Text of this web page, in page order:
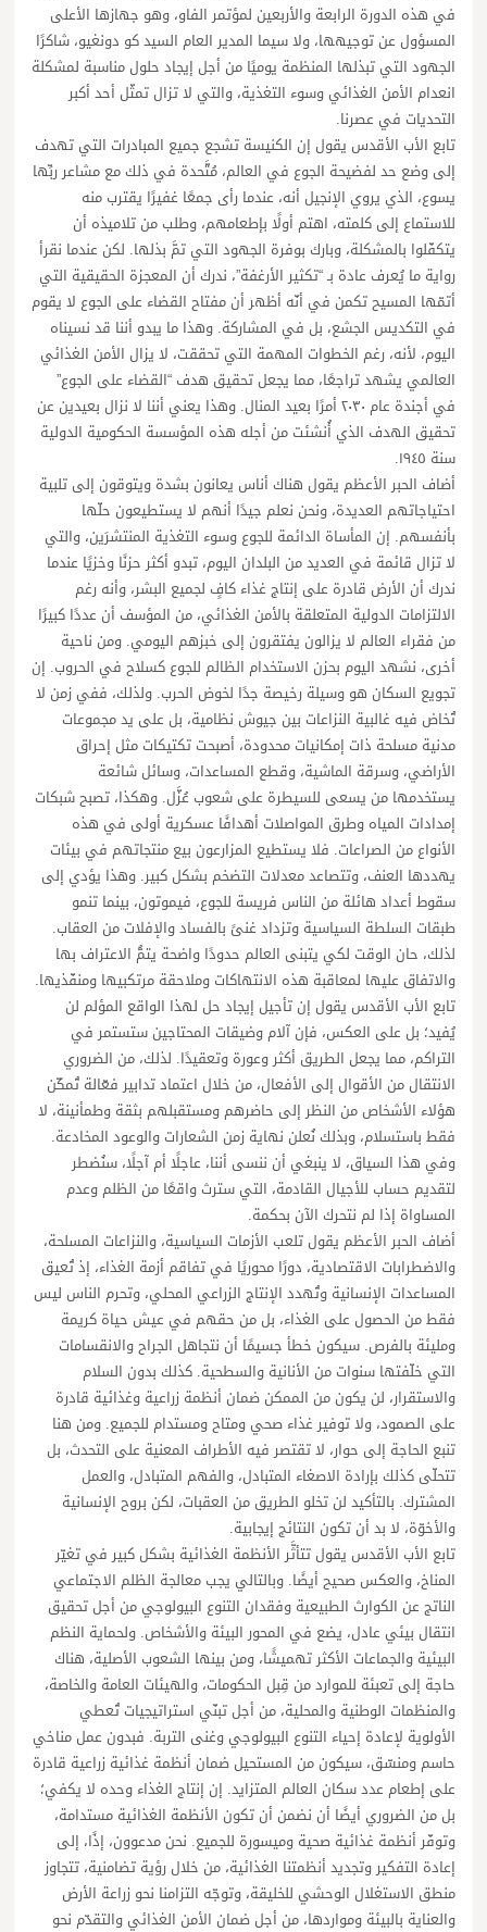
في هذه الدورة الرابعة والأربعين لمؤتمر الفاو، وهو جهازها الأعلى
المسؤول عن توجيهها، ولا سيما المدير العام السيد كو دونغيو، شاكرًا
الجهود التي تبذلها المنظمة يوميًا من أجل إيجاد حلول مناسبة لمشكلة
انعدام الأمن الغذائي وسوء التغذية، والتي لا تزال تمثّل أحد أكبر
التحديات في عصرنا.
تابع الأب الأقدس يقول إن الكنيسة تشجع جميع المبادرات التي تهدف
إلى وضع حد لفضيحة الجوع في العالم، مُتَّحدة في ذلك مع مشاعر ربِّها
يسوع، الذي يروي الإنجيل أنه، عندما رأى جمعًا غفيرًا يقترب منه
للاستماع إلى كلمته، اهتم أولًا بإطعامهم، وطلب من تلاميذه أن
يتكفّلوا بالمشكلة، وبارك بوفرة الجهود التي تمَّ بذلها. لكن عندما نقرأ
رواية ما يُعرف عادة بـ “تكثير الأرغفة”، ندرك أن المعجزة الحقيقية التي
أتمّها المسيح تكمن في أنّه أظهر أن مفتاح القضاء على الجوع لا يقوم
في التكديس الجشع، بل في المشاركة. وهذا ما يبدو أننا قد نسيناه
اليوم، لأنه، رغم الخطوات المهمة التي تحققت، لا يزال الأمن الغذائي
العالمي يشهد تراجعًا، مما يجعل تحقيق هدف “القضاء على الجوع”
في أجندة عام ٢٠٣٠ أمرًا بعيد المنال. وهذا يعني أننا لا نزال بعيدين عن
تحقيق الهدف الذي أُنشئت من أجله هذه المؤسسة الحكومية الدولية
سنة ١٩٤٥.
أضاف الحبر الأعظم يقول هناك أناس يعانون بشدة ويتوقون إلى تلبية
احتياجاتهم العديدة، ونحن نعلم جيدًا أنهم لا يستطيعون حلّها
بأنفسهم. إن المأساة الدائمة للجوع وسوء التغذية المنتشرَين، والتي
لا تزال قائمة في العديد من البلدان اليوم، تبدو أكثر حزنًا وخزيًا عندما
ندرك أن الأرض قادرة على إنتاج غذاء كافٍ لجميع البشر، وأنه رغم
الالتزامات الدولية المتعلقة بالأمن الغذائي، من المؤسف أن عددًا كبيرًا
من فقراء العالم لا يزالون يفتقرون إلى خبزهم اليومي. ومن ناحية
أخرى، نشهد اليوم بحزن الاستخدام الظالم للجوع كسلاح في الحروب. إن
تجويع السكان هو وسيلة رخيصة جدًا لخوض الحرب. ولذلك، ففي زمن لا
تُخاض فيه غالبية النزاعات بين جيوش نظامية، بل على يد مجموعات
مدنية مسلحة ذات إمكانيات محدودة، أصبحت تكتيكات مثل إحراق
الأراضي، وسرقة الماشية، وقطع المساعدات، وسائل شائعة
يستخدمها من يسعى للسيطرة على شعوب عُزَّل. وهكذا، تصبح شبكات
إمدادات المياه وطرق المواصلات أهدافًا عسكرية أولى في هذه
الأنواع من الصراعات. فلا يستطيع المزارعون بيع منتجاتهم في بيئات
يهددها العنف، وتتصاعد معدلات التضخم بشكل كبير. وهذا يؤدي إلى
سقوط أعداد هائلة من الناس فريسة للجوع، فيموتون، بينما تنمو
طبقات السلطة السياسية وتزداد غنىً بالفساد والإفلات من العقاب.
لذلك، حان الوقت لكي يتبنى العالم حدودًا واضحة يتمُّ الاعتراف بها
والاتفاق عليها لمعاقبة هذه الانتهاكات وملاحقة مرتكبيها ومنفّذيها.
تابع الأب الأقدس يقول إن تأجيل إيجاد حل لهذا الواقع المؤلم لن
يُفيد؛ بل على العكس، فإن آلام وضيقات المحتاجين ستستمر في
التراكم، مما يجعل الطريق أكثر وعورة وتعقيدًا. لذلك، من الضروري
الانتقال من الأقوال إلى الأفعال، من خلال اعتماد تدابير فعّالة تُمكّن
هؤلاء الأشخاص من النظر إلى حاضرهم ومستقبلهم بثقة وطمأنينة، لا
فقط باستسلام، وبذلك نُعلن نهاية زمن الشعارات والوعود المخادعة.
وفي هذا السياق، لا ينبغي أن ننسى أننا، عاجلًا أم آجلًا، سنُضطر
لتقديم حساب للأجيال القادمة، التي سترث واقعًا من الظلم وعدم
المساواة إذا لم نتحرك الآن بحكمة.
أضاف الحبر الأعظم يقول تلعب الأزمات السياسية، والنزاعات المسلحة،
والاضطرابات الاقتصادية، دورًا محوريًا في تفاقم أزمة الغذاء، إذ تُعيق
المساعدات الإنسانية وتُهدد الإنتاج الزراعي المحلي، وتحرم الناس ليس
فقط من الحصول على الغذاء، بل من حقهم في عيش حياة كريمة
ومليئة بالفرص. سيكون خطأ جسيمًا أن نتجاهل الجراح والانقسامات
التي خلّفتها سنوات من الأنانية والسطحية. كذلك بدون السلام
والاستقرار، لن يكون من الممكن ضمان أنظمة زراعية وغذائية قادرة
على الصمود، ولا توفير غذاء صحي ومتاح ومستدام للجميع. ومن هنا
تنبع الحاجة إلى حوار، لا تقتصر فيه الأطراف المعنية على التحدث، بل
تتحلّى كذلك بإرادة الاصغاء المتبادل، والفهم المتبادل، والعمل
المشترك. بالتأكيد لن تخلو الطريق من العقبات، لكن بروح الإنسانية
والأخوّة، لا بد أن تكون النتائج إيجابية.
تابع الأب الأقدس يقول تتأثَّر الأنظمة الغذائية بشكل كبير في تغيّر
المناخ، والعكس صحيح أيضًا. وبالتالي يجب معالجة الظلم الاجتماعي
الناتج عن الكوارث الطبيعية وفقدان التنوع البيولوجي من أجل تحقيق
انتقال بيئي عادل، يضع في المحور البيئة والأشخاص. ولحماية النظم
البيئية والجماعات الأكثر تهميشًا، ومن بينها الشعوب الأصلية، هناك
حاجة إلى تعبئة للموارد من قِبل الحكومات، والهيئات العامة والخاصة،
والمنظمات الوطنية والمحلية، من أجل تبنّي استراتيجيات تُعطي
الأولوية لإعادة إحياء التنوع البيولوجي وغنى التربة. فبدون عمل مناخي
حاسم ومنسّق، سيكون من المستحيل ضمان أنظمة غذائية زراعية قادرة
على إطعام عدد سكان العالم المتزايد. إن إنتاج الغذاء وحده لا يكفي؛
بل من الضروري أيضًا أن نضمن أن تكون الأنظمة الغذائية مستدامة،
وتوفّر أنظمة غذائية صحية وميسورة للجميع. نحن مدعوون، إذًا، إلى
إعادة التفكير وتجديد أنظمتنا الغذائية، من خلال رؤية تضامنية، تتجاوز
منطق الاستغلال الوحشي للخليقة، وتوجّه التزامنا نحو زراعة الأرض
والعناية بالبيئة ومواردها، من أجل ضمان الأمن الغذائي والتقدّم نحو